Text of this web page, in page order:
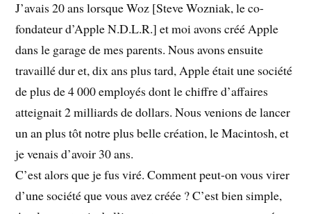
J’avais 20 ans lorsque Woz [Steve Wozniak, le co-
fondateur d’Apple N.D.L.R.] et moi avons créé Apple
dans le garage de mes parents. Nous avons ensuite
travaillé dur et, dix ans plus tard, Apple était une société
de plus de 4 000 employés dont le chiffre d’affaires
atteignait 2 milliards de dollars. Nous venions de lancer
un an plus tôt notre plus belle création, le Macintosh, et
je venais d’avoir 30 ans.
C’est alors que je fus viré. Comment peut-on vous virer
d’une société que vous avez créée ? C’est bien simple,